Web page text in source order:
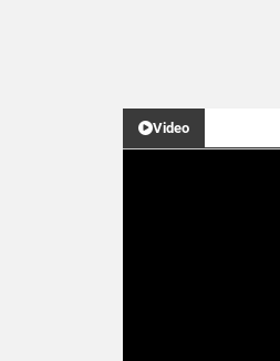
Video